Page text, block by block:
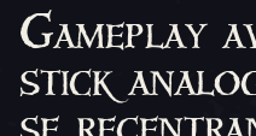
Gameplay
stick